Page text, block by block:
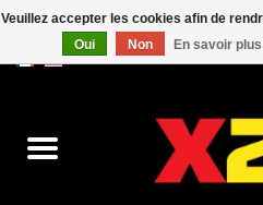
Veuillez accepter les cookies afin de
Oui
Non En savoir